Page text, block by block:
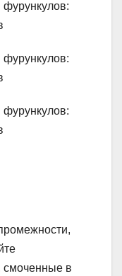
смоченные в